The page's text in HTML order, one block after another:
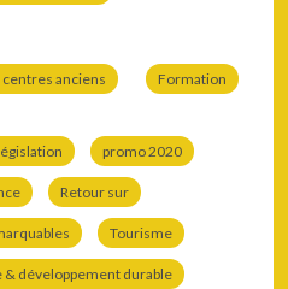
anciens Formation
promo 2020
Retour sur
Tourisme
développement durable